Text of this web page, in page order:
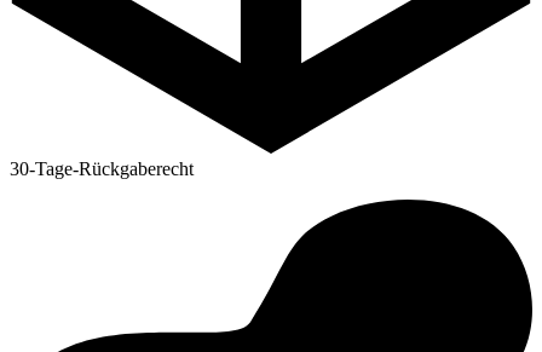
30-Tage-Rückgaberecht